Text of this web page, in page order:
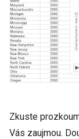
Zkuste
Vás zaujmou.